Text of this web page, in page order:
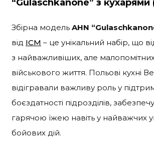
“Gulaschkanone” з кухарями
Збірна модель AHN
від ICM – це унікальний набір, що
з найважливіших, але
військового життя. Польові кухні
відігравали важливу роль у
боєздатності підрозділів,
гарячою їжею навіть у найважчих
бойових дій.